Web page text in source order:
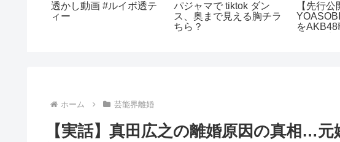
透かし動画 #ルイボ透テ
ィー
パジャマで tiktok ダン
ス、奥まで見える胸チラ
ちら？
【先行公
をAKB48
ホーム 芸能界離婚
【実話】真田広之の離婚原因の真相…